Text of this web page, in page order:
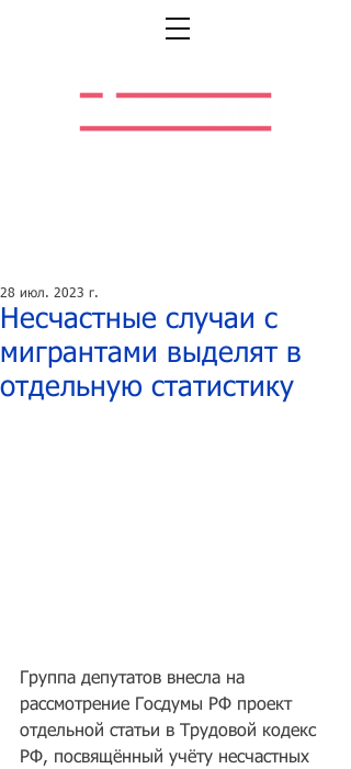
Несчастные случаи с
мигрантами выделят в
отдельную статистику
28 июл. 2023 г.
Группа депутатов внесла на
рассмотрение Госдумы РФ проект
отдельной статьи в Трудовой кодекс
РФ, посвящённый учёту несчастных